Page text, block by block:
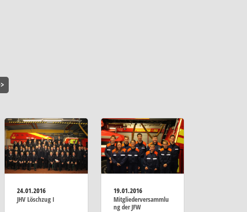
24.01.2016
JHV Löschzug I
19.01.2016
Mitgliederversammlu
ng der JFW